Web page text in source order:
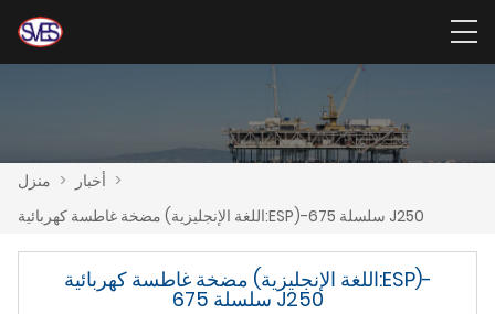
منزل > أخبار >
مضخة غاطسة كهربائية (اللغة الإنجليزية:ESP)-سلسلة 675 J250
مضخة غاطسة كهربائية (اللغة الإنجليزية:ESP)-
سلسلة 675 J250